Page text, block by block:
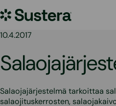
sisältöön
Sustera
10.4.2017
Salaojajärjestelmä tarkoittaa
salaojituskerrosten,